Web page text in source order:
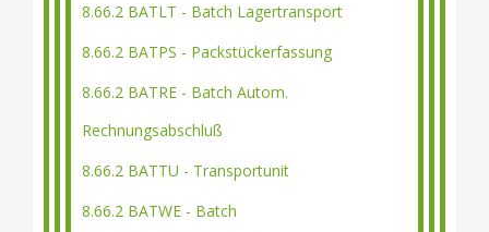
8.66.2 BATLT - Batch Lagertransport
8.66.2 BATPS - Packstückerfassung
8.66.2 BATRE - Batch Autom.
Rechnungsabschluß
8.66.2 BATTU - Transportunit
8.66.2 BATWE - Batch